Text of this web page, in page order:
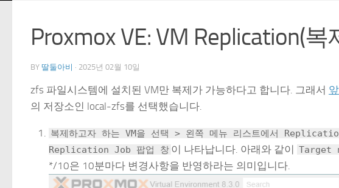
Proxmox VE: VM Replication(
BY 딸둘아비 · 2025년 02월 10일
zfs 파일시스템에 설치된 VM만 복제가 가능하다고 합니다. 그래서
의 저장소인 local-zfs를 선택했습니다.
복제하고자 하는 VM을 선택 > 왼쪽 메뉴 리스트에서
Replication Job 팝업 창 이 나타납니다. 아래와 같이 Target
*/10은 10분마다 변경사항을 반영하라는 의미입니다.